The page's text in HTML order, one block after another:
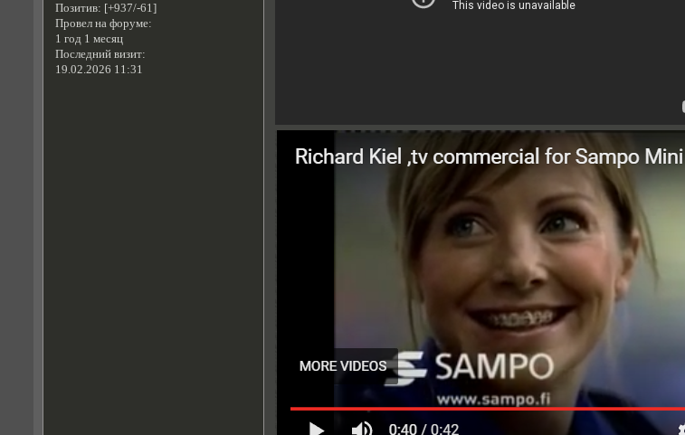
Позитив: [+937/-61]
Провел на форуме:
1 год 1 месяц
Последний визит:
19.02.2026 11:31